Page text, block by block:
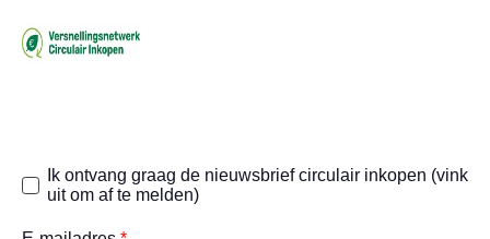
Ik ontvang graag de nieuwsbrief circulair inkopen (vink
uit om af te melden)